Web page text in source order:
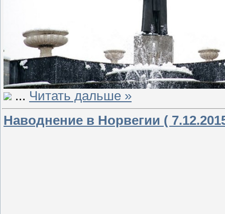
... Читать дальше »
Наводнение в Норвегии (